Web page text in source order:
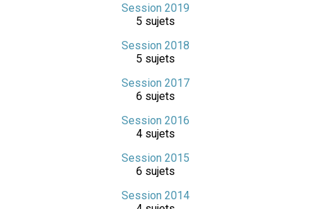
Session 2019
5 sujets
Session 2018
5 sujets
Session 2017
6 sujets
Session 2016
4 sujets
Session 2015
6 sujets
Session 2014